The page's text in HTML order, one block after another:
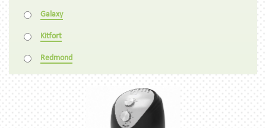
Galaxy
Kitfort
Redmond